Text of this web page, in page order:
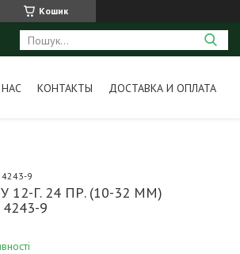
Кошик
КОНТАКТЫ ДОСТАВКА И ОПЛАТА
12-Г. 24 ПР. (10-32 ММ)
4243-9
4243-9